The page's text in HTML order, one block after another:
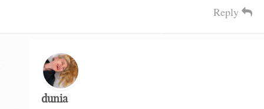
Reply
dunia